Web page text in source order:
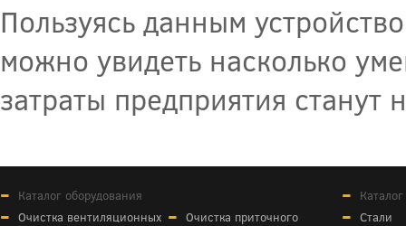
Пользуясь данным
можно увидеть насколько
затраты предприятия
Каталог оборудования
Очистка вентиляционных
Очистка приточного
Стали